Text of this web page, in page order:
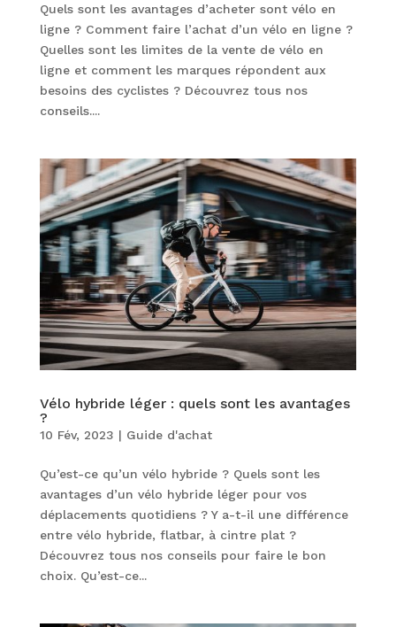
Quels sont les avantages d’acheter sont vélo en
ligne ? Comment faire l’achat d’un vélo en ligne ?
Quelles sont les limites de la vente de vélo en
ligne et comment les marques répondent aux
besoins des cyclistes ? Découvrez tous nos
conseils....
Vélo hybride léger : quels sont les avantages
?
10 Fév, 2023 | Guide d'achat
Qu’est-ce qu’un vélo hybride ? Quels sont les
avantages d’un vélo hybride léger pour vos
déplacements quotidiens ? Y a-t-il une différence
entre vélo hybride, flatbar, à cintre plat ?
Découvrez tous nos conseils pour faire le bon
choix. Qu’est-ce...